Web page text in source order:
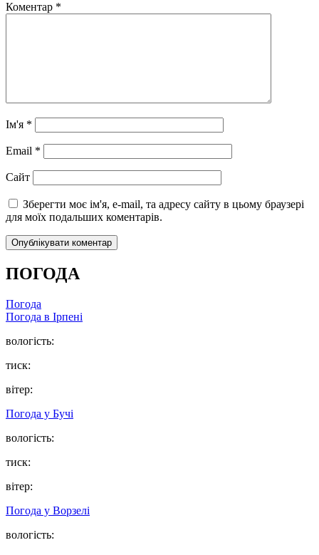
Коментар *
Ім'я *
Email *
Сайт
Зберегти моє ім'я, e-mail, та адресу сайту в цьому браузері
для моїх подальших коментарів.
ПОГОДА
Погода
Погода в Ірпені
вологість:
тиск:
вітер:
Погода у Бучі
вологість:
тиск:
вітер:
Погода у Ворзелі
вологість: